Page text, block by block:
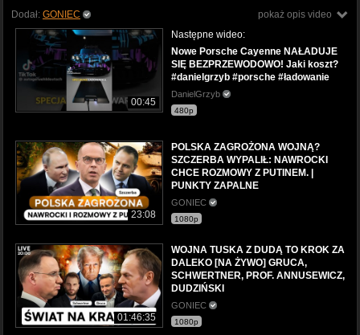
pokaż opis video
Dodał: GONIEC
00:45
Następne wideo:
Nowe Porsche Cayenne NAŁADUJE
SIĘ BEZPRZEWODOWO! Jaki koszt?
#danielgrzyb #porsche #ładowanie
DanielGrzyb
480p
23:08
POLSKA ZAGROŻONA WOJNĄ?
SZCZERBA WYPALIŁ: NAWROCKI
CHCE ROZMOWY Z PUTINEM. |
PUNKTY ZAPALNE
GONIEC
1080p
01:46:35
WOJNA TUSKA Z DUDĄ TO KROK ZA
DALEKO [NA ŻYWO] GRUCA,
SCHWERTNER, PROF. ANNUSEWICZ,
DUDZIŃSKI
GONIEC
1080p